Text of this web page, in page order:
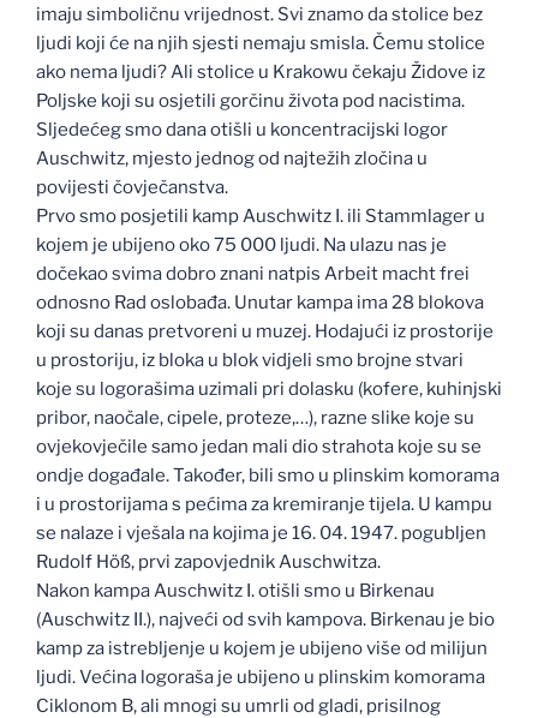
imaju simboličnu vrijednost. Svi znamo da stolice bez
ljudi koji će na njih sjesti nemaju smisla. Čemu stolice
ako nema ljudi? Ali stolice u Krakowu čekaju Židove iz
Poljske koji su osjetili gorčinu života pod nacistima.
Sljedećeg smo dana otišli u koncentracijski logor
Auschwitz, mjesto jednog od najtežih zločina u
povijesti čovječanstva.
Prvo smo posjetili kamp Auschwitz I. ili Stammlager u
kojem je ubijeno oko 75 000 ljudi. Na ulazu nas je
dočekao svima dobro znani natpis Arbeit macht frei
odnosno Rad oslobađa. Unutar kampa ima 28 blokova
koji su danas pretvoreni u muzej. Hodajući iz prostorije
u prostoriju, iz bloka u blok vidjeli smo brojne stvari
koje su logorašima uzimali pri dolasku (kofere, kuhinjski
pribor, naočale, cipele, proteze,…), razne slike koje su
ovjekovječile samo jedan mali dio strahota koje su se
ondje događale. Također, bili smo u plinskim komorama
i u prostorijama s pećima za kremiranje tijela. U kampu
se nalaze i vješala na kojima je 16. 04. 1947. pogubljen
Rudolf Höß, prvi zapovjednik Auschwitza.
Nakon kampa Auschwitz I. otišli smo u Birkenau
(Auschwitz II.), najveći od svih kampova. Birkenau je bio
kamp za istrebljenje u kojem je ubijeno više od milijun
ljudi. Većina logoraša je ubijeno u plinskim komorama
Ciklonom B, ali mnogi su umrli od gladi, prisilnog